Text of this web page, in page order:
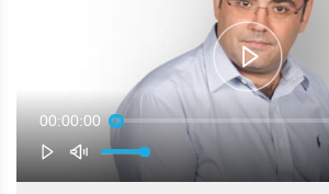
00:00:00